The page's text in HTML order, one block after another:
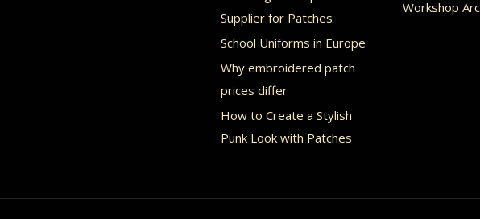
Supplier for Patches
School Uniforms in Europe
Why embroidered patch
prices differ
How to Create a Stylish
Punk Look with Patches
Workshop